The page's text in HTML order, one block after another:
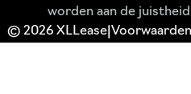
worden aan de
© 2026 XLLease Voorwaarden